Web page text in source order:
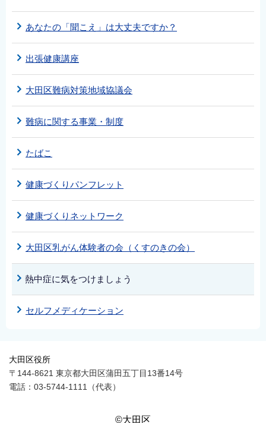
あなたの「聞こえ」は大丈夫ですか？
出張健康講座
大田区難病対策地域協議会
難病に関する事業・制度
たばこ
健康づくりパンフレット
健康づくりネットワーク
大田区乳がん体験者の会（くすのきの会）
熱中症に気をつけましょう
セルフメディケーション
大田区役所
〒144-8621 東京都大田区蒲田五丁目13番14号
電話：03-5744-1111（代表）
©大田区